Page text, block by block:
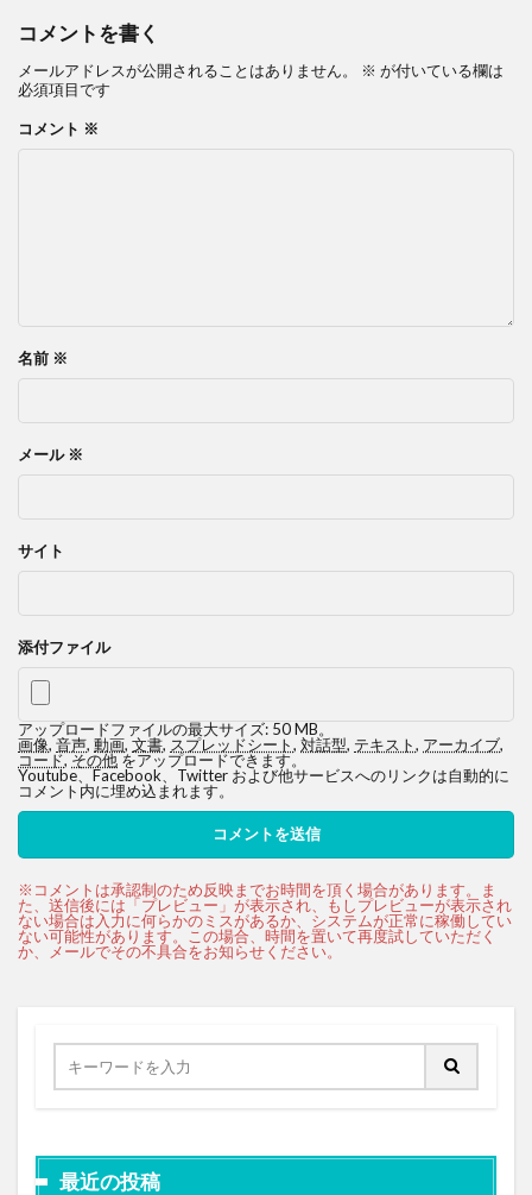
コメントを書く
メールアドレスが公開されることはありません。 ※ が付いている欄は
必須項目です
コメント ※
名前 ※
メール ※
サイト
添付ファイル
アップロードファイルの最大サイズ: 50 MB。
画像, 音声, 動画, 文書, スプレッドシート, 対話型, テキスト, アーカイブ,
コード,その他をアップロードできます。
Youtube、Facebook、Twitter および他サービスへのリンクは自動的に
コメント内に埋め込まれます。
最近の投稿